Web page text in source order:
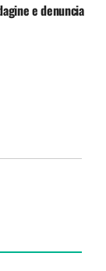
e denuncia